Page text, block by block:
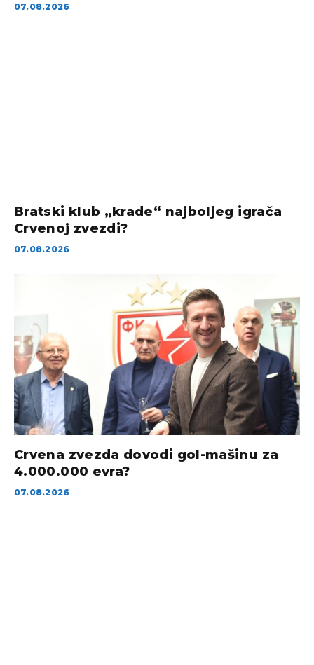
07.08.2026
Bratski klub „krade“ najboljeg igrača
Crvenoj zvezdi?
07.08.2026
Crvena zvezda dovodi gol-mašinu za
4.000.000 evra?
07.08.2026